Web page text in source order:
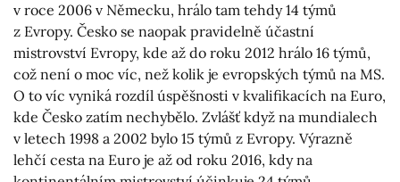
v roce 2006 v Německu, hrálo tam tehdy 14 týmů
z Evropy. Česko se naopak pravidelně účastní
mistrovství Evropy, kde až do roku 2012 hrálo 16 týmů,
což není o moc víc, než kolik je evropských týmů na MS.
O to víc vyniká rozdíl úspěšnosti v kvalifikacích na Euro,
kde Česko zatím nechybělo. Zvlášť když na mundialech
v letech 1998 a 2002 bylo 15 týmů z Evropy. Výrazně
lehčí cesta na Euro je až od roku 2016, kdy na